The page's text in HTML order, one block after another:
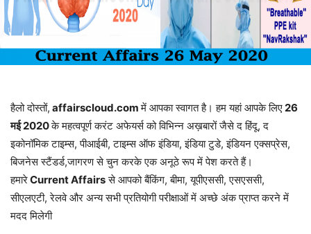
हैलो दोस्तों, affairscloud.comमें आपका स्वागत है। हम यहां आपके लिए26
मई2020के महत्वपूर्ण करंट अफेयर्स को विभिन्न अख़बारों जैसे द हिंदू, द
इकोनॉमिक टाइम्स, पीआईबी, टाइम्स ऑफ इंडिया, इंडिया टुडे, इंडियन एक्सप्रेस,
बिजनेस स्टैंडर्ड,जागरण से चुन करके एक अनूठे रूप में पेश करते हैं।
हमारेCurrent Affairsसे आपको बैंकिंग, बीमा, यूपीएससी, एसएससी,
सीएलएटी, रेलवे और अन्य सभी प्रतियोगी परीक्षाओं में अच्छे अंक प्राप्त करने में
मदद मिलेगी